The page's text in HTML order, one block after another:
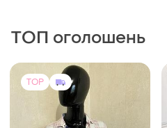
ТОП оголошень
TOP